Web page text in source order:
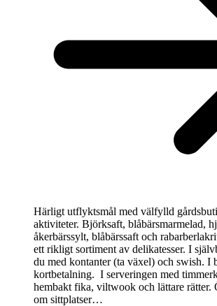
Härligt utflyktsmål med välfylld
aktiviteter. Björksaft, blåbärsmarmelad,
åkerbärssylt, blåbärssaft och
ett rikligt sortiment av delikatesser. I
du med kontanter (ta växel) och swish. I
kortbetalning. I serveringen med
hembakt fika, viltwook och lättare rätter.
om sittplatser…